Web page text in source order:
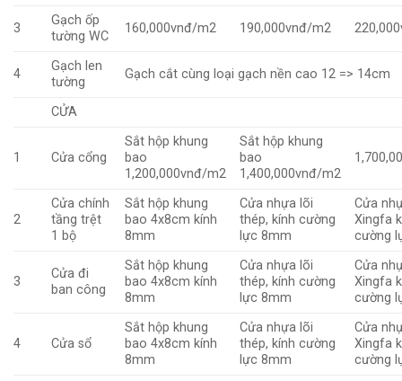
3
Gạch ốp
tường WC
160,000vnđ/m2 190,000vnđ/m2
4
Gạch len
tường
Gạch cắt cùng loại gạch nền cao 12 => 14cm
CỬA
1 Cửa cổng
Sắt hộp khung
bao
1,200,000vnđ/m2
Sắt hộp khung
bao
1,400,000vnđ/m2
2
Cửa chính
tầng trệt
1 bộ
Sắt hộp khung
bao 4x8cm kính
8mm
Cửa nhựa lõi
thép, kính cường
lực 8mm
Cửa
Xingfa
cường
3
Cửa đi
ban công
Sắt hộp khung
bao 4x8cm kính
8mm
Cửa nhựa lõi
thép, kính cường
lực 8mm
Cửa
Xingfa
cường
4 Cửa sổ
Sắt hộp khung
bao 4x8cm kính
8mm
Cửa nhựa lõi
thép, kính cường
lực 8mm
Cửa
Xingfa
cường